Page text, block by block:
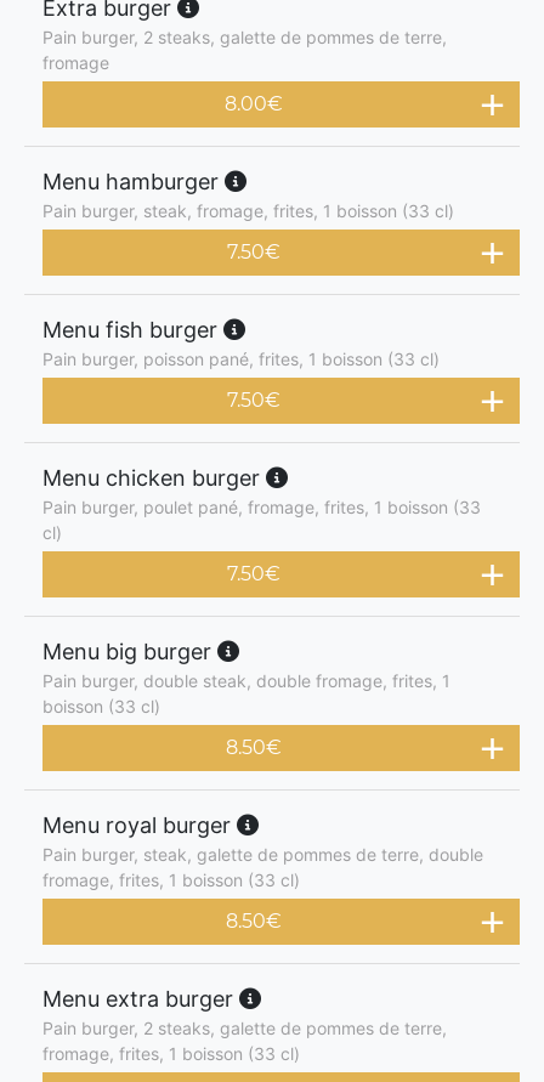
Extra burger
Pain burger, 2 steaks, galette de pommes de terre,
fromage
8.00€
Menu hamburger
Pain burger, steak, fromage, frites, 1 boisson (33 cl)
7.50€
Menu fish burger
Pain burger, poisson pané, frites, 1 boisson (33 cl)
7.50€
Menu chicken burger
Pain burger, poulet pané, fromage, frites, 1 boisson (33
cl)
7.50€
Menu big burger
Pain burger, double steak, double fromage, frites, 1
boisson (33 cl)
8.50€
Menu royal burger
Pain burger, steak, galette de pommes de terre, double
fromage, frites, 1 boisson (33 cl)
8.50€
Menu extra burger
Pain burger, 2 steaks, galette de pommes de terre,
fromage, frites, 1 boisson (33 cl)